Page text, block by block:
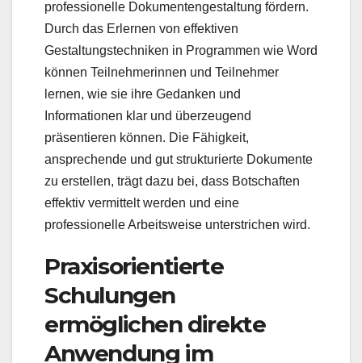
professionelle Dokumentengestaltung fördern.
Durch das Erlernen von effektiven
Gestaltungstechniken in Programmen wie Word
können Teilnehmerinnen und Teilnehmer
lernen, wie sie ihre Gedanken und
Informationen klar und überzeugend
präsentieren können. Die Fähigkeit,
ansprechende und gut strukturierte Dokumente
zu erstellen, trägt dazu bei, dass Botschaften
effektiv vermittelt werden und eine
professionelle Arbeitsweise unterstrichen wird.
Praxisorientierte
Schulungen
ermöglichen direkte
Anwendung im